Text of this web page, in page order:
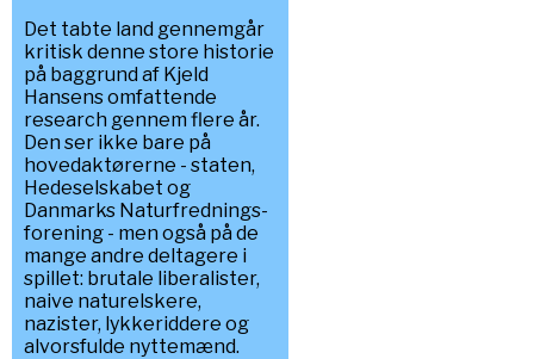
Det tabte land gennemgår
kritisk denne store historie
på baggrund af Kjeld
Hansens omfattende
research gennem flere år.
Den ser ikke bare på
hovedaktørerne - staten,
Hedeselskabet og
Danmarks Naturfrednings-
forening - men også på de
mange andre deltagere i
spillet: brutale liberalister,
naive naturelskere,
nazister, lykkeriddere og
alvorsfulde nyttemænd.